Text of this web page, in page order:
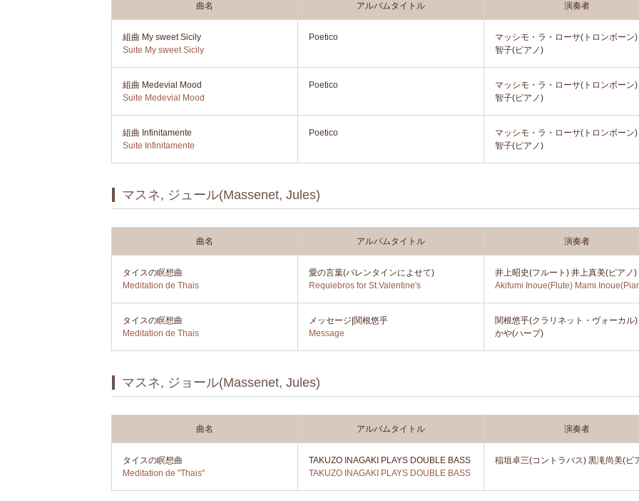
曲名 アルバムタイトル 演奏者
組曲 My sweet Sicily
Suite My sweet Sicily
Poetico
マッシモ・ラ・ローサ(トロンボーン
智子(ピアノ)
組曲 Medevial Mood
Suite Medevial Mood
Poetico
マッシモ・ラ・ローサ(トロンボーン
智子(ピアノ)
組曲 Infinitamente
Suite Infinitamente
Poetico
マッシモ・ラ・ローサ(トロンボーン
智子(ピアノ)
マスネ, ジュール(Massenet, Jules)
曲名 アルバムタイトル 演奏者
タイスの瞑想曲
Meditation de Thais
愛の言葉(バレンタインによせて)
Requiebros for St.Valentine's
井上昭史(フルート) 井上真美(ピアノ)
Akifumi Inoue(Flute) Mami
タイスの瞑想曲
Meditation de Thais
メッセージ|関根悠乎
Message
関根悠乎(クラリネット・ヴォーカル)
かや(ハープ)
マスネ, ジョール(Massenet, Jules)
曲名 アルバムタイトル 演奏者
タイスの瞑想曲
Meditation de "Thais"
TAKUZO INAGAKI PLAYS DOUBLE BASS
TAKUZO INAGAKI PLAYS DOUBLE BASS
稲垣卓三(コントラバス) 黒滝尚美(ピ